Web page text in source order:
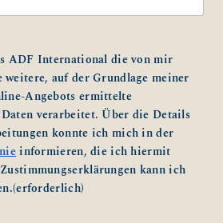
ADF International die von mir
weitere, auf der Grundlage meiner
Angebots ermittelte
Daten verarbeitet. Über die Details
konnte ich mich in der
informieren, die ich hiermit
kann ich
(erforderlich)